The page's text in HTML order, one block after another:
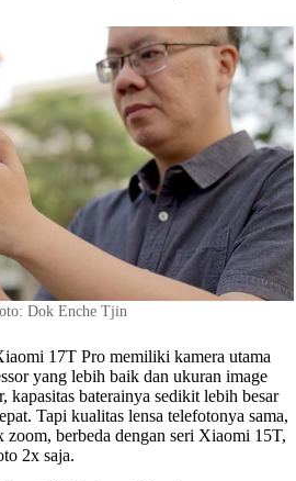
Dok Enche Tjin
17T Pro memiliki kamera utama
yang lebih baik dan ukuran image
kapasitas baterainya sedikit lebih besar
Tapi kualitas lensa telefotonya sama,
zoom, berbeda dengan seri Xiaomi 15T,
2x saja.